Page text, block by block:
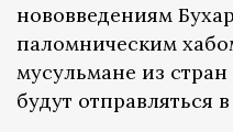
нововведениям
паломническим
мусульмане из
будут отправляться